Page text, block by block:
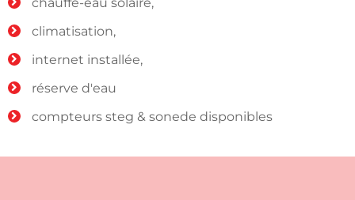
climatisation,
internet installée,
réserve d'eau
compteurs steg & sonede disponibles